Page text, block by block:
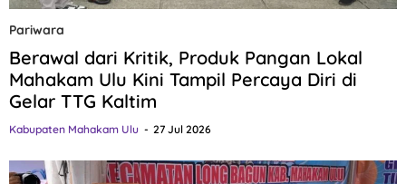
Pariwara
Berawal dari Kritik, Produk Pangan Lokal
Mahakam Ulu Kini Tampil Percaya Diri di
Gelar TTG Kaltim
Kabupaten Mahakam Ulu 27 Jul 2026